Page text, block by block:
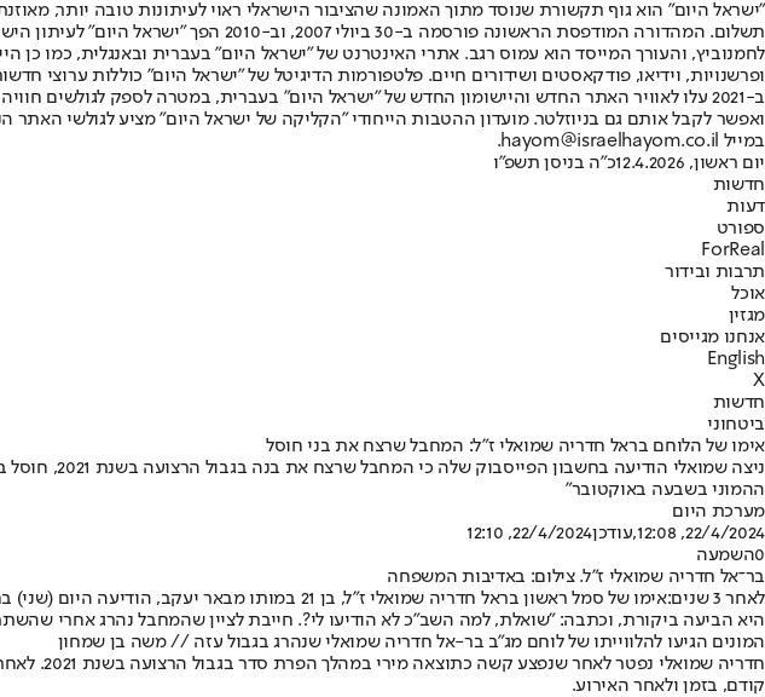
"ישראל היום" הוא גוף תקשורת שנוסד מתוך האמונה שהציבור הישראלי ראוי לעיתונות טובה יותר,
תשלום. המהדורה המודפסת הראשונה פורסמה
ופרשנויות, וידיאו, פודקאסטים ושידורים חיים. פלטפורמות הדיגיטל של "ישראל היום" כוללות ערוצי
ב-2021 עלו לאוויר האתר החדש והיישומון החדש של "ישראל היום" בעברית, במטרה לספק
ואפשר לקבל אותם גם בניוזלטר. מועדון ההטבות הייחודי "הקליקה של ישראל היום" מציע לגולשי
במייל hayom@israelhayom.co.il.
יום ראשון, 12.4.2026
כ"ה בניסן תשפ"ו
חדשות
דעות
ספורט
ForReal
תרבות ובידור
אוכל
מגזין
אנחנו מגייסים
English
X
חדשות
ביטחוני
אימו של הלוחם בראל חדריה שמואלי ז"ל: המחבל שרצח את בני חוסל
ניצה
ההמוני בשבעה באוקטובר"
מערכת היום
22/4/2024, 12:08
,עודכן22/4/2024, 12:10
0השמעה
בר־אל חדריה שמואלי ז"ל. צילום: באדיבות המשפחה
לאחר 3 שנים:
אימו של סמל ראשון בראל חדריה שמואלי ז"ל, בן 21 במותו מבאר יעקב, הודיעה היום (שני) בחשבון הפייסבוק שלה, כי המחבל שרצח את בנה בגבול הרצועה חוסל ביחד עם משפחתו, וביתם נהרס.
היא הביעה ביקורת, וכתבה: "שואלת, למה השב"כ לא הודיעו לי?. חייבת לציין שהמחבל נהרג אחרי
המונים הגיעו להלווייתו של לוחם מג"ב בר-אל חדריה שמואלי שנהרג בגבול עזה // משה בן שמחון
חדריה שמואלי נפטר לאחר שנפצע קשה כתוצאה מירי במהלך הפרת סדר בגבול הרצועה בשנת 2021. לאחר מותו, בני משפחתו
קודם, בזמן ולאחר האירוע.